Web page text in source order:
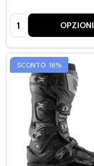
Quantità: OPZIONI
SCONTO 16%